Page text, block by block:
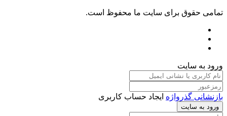
تمامی حقوق برای سایت ما محفوظ است.
ورود به سایت
بازنشانی گذرواژه ایجاد حساب کاربری
ورود به سایت